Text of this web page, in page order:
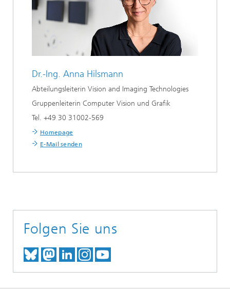
Dr.-Ing. Anna Hilsmann
Abteilungsleiterin Vision and Imaging Technologies
Gruppenleiterin Computer Vision und Grafik
Tel. +49 30 31002-569
Homepage
E-Mail senden
Folgen Sie uns
TREFFEN SIE UNS AUF BLUESKY
TREFFEN SIE UNS AUF
TREFFEN SIE UNS BEI
BESUCHEN SIE UNSER
UNSER VIDEO-